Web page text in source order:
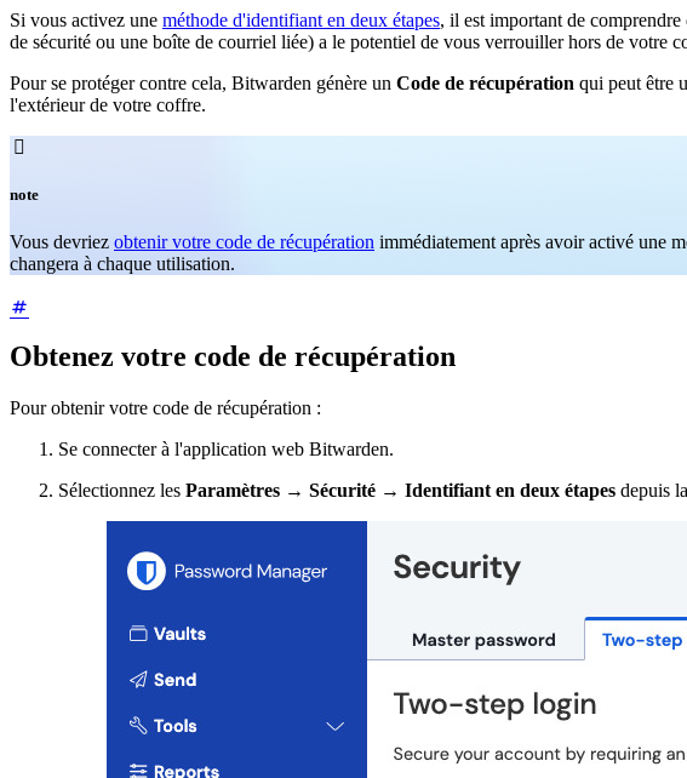
Si vous activez une méthode d'identifiant en deux étapes, il est important de
de sécurité ou une boîte de courriel liée) a le potentiel de vous verrouiller hors de votre
Pour se protéger contre cela, Bitwarden génère un Code de récupération qui peut être
l'extérieur de votre coffre.

note
Vous devriez obtenir votre code de récupération immédiatement après avoir activé une
changera à chaque utilisation.
Obtenez votre code de récupération
Pour obtenir votre code de récupération :
Se connecter à l'application web Bitwarden.
Sélectionnez les Paramètres → Sécurité → Identifiant en deux étapes depuis